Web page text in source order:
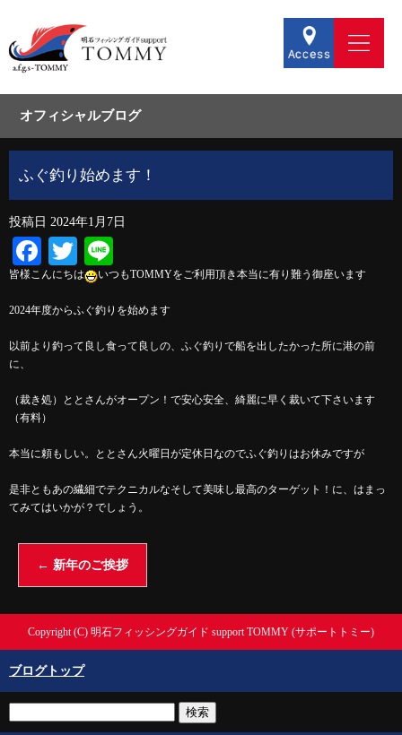
オフィシャルブログ
ふぐ釣り始めます！
投稿日 2024年1月7日
Facebook
Twitter
皆様こんにちは いつもTOMMYをご利用頂き本当に有り難う御座います
2024年度からふぐ釣りを始めます
以前より釣って良し食って良しの、ふぐ釣りで船を出したかった所に港の前
に、
（裁き処）ととさんがオープン！で安心安全、綺麗に早く裁いて下さいます
（有料）
本当に頼もしい。ととさん火曜日が定休日なのでふぐ釣りはお休みですが
是非ともあの繊細でテクニカルなそして美味し最高のターゲット！に、はまっ
てみてはいかが？でしょう。
← 新年のご挨拶
Copyright (C) 明石フィッシングガイド support TOMMY (サポートトミー)
ブログトップ